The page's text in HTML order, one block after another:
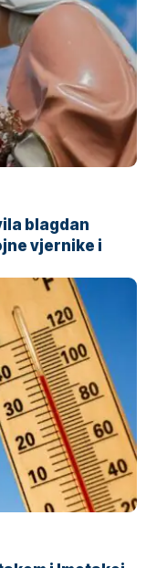
blagdan
vjernike i